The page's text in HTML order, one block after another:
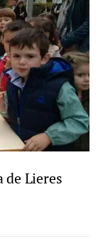
de Lieres